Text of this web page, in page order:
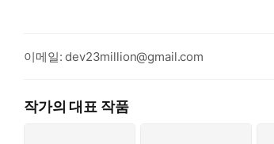
“무슨?”
귓가를 지나는 속삭임에 분노가 잔뜩 녹아 있었다.
이메일: dev23million@gmail.com
작가의 대표 작품